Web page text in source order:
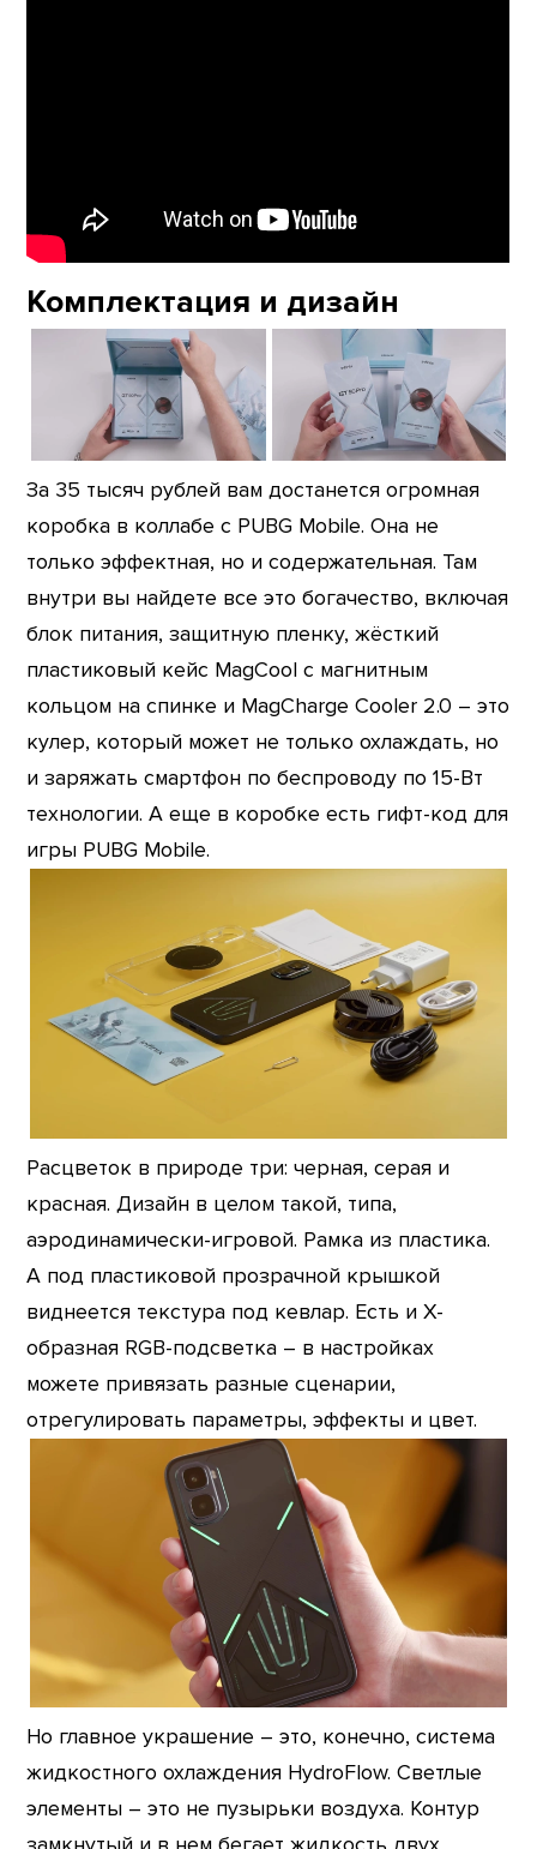
Комплектация и дизайн
За 35 тысяч рублей вам достанется огромная
коробка в коллабе с PUBG Mobile. Она не
только эффектная, но и содержательная. Там
внутри вы найдете все это богачество, включая
блок питания, защитную пленку, жёсткий
пластиковый кейс MagCool с магнитным
кольцом на спинке и MagCharge Cooler 2.0 – это
кулер, который может не только охлаждать, но
и заряжать смартфон по беспроводу по 15-Вт
технологии. А еще в коробке есть гифт-код для
игры PUBG Mobile.
Расцветок в природе три: черная, серая и
красная. Дизайн в целом такой, типа,
аэродинамически-игровой. Рамка из пластика.
А под пластиковой прозрачной крышкой
виднеется текстура под кевлар. Есть и Х-
образная RGB-подсветка – в настройках
можете привязать разные сценарии,
отрегулировать параметры, эффекты и цвет.
Но главное украшение – это, конечно, система
жидкостного охлаждения HydroFlow. Светлые
элементы – это не пузырьки воздуха. Контур